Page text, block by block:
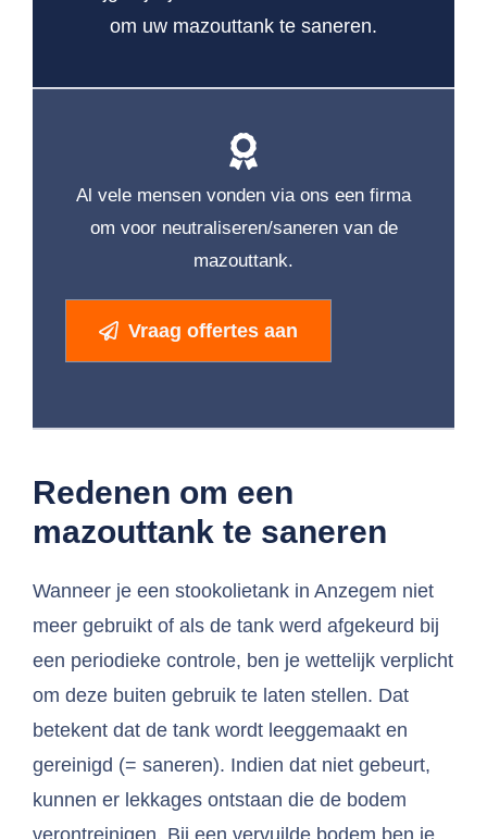
om uw mazouttank te saneren.
Al vele mensen vonden via ons een firma
om voor neutraliseren/saneren van de
mazouttank.
Vraag offertes aan
Redenen om een
mazouttank te saneren
Wanneer je een stookolietank in Anzegem niet
meer gebruikt of als de tank werd afgekeurd bij
een periodieke controle, ben je wettelijk verplicht
om deze buiten gebruik te laten stellen. Dat
betekent dat de tank wordt leeggemaakt en
gereinigd (= saneren). Indien dat niet gebeurt,
kunnen er lekkages ontstaan die de bodem
verontreinigen. Bij een vervuilde bodem ben je